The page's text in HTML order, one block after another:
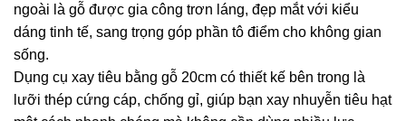
ngoài là gỗ được gia công trơn láng, đẹp mắt với kiểu
dáng tinh tế, sang trọng góp phần tô điểm cho không gian
sống.
Dụng cụ xay tiêu bằng gỗ 20cm có thiết kế bên trong là
lưỡi thép cứng cáp, chống gỉ, giúp bạn xay nhuyễn tiêu hạt